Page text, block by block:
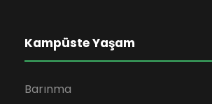
Kampüste Yaşam
Barınma